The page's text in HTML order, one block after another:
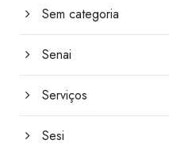
Sem categoria
Senai
Serviços
Sesi